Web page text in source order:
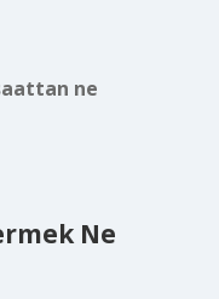
ne
Ne